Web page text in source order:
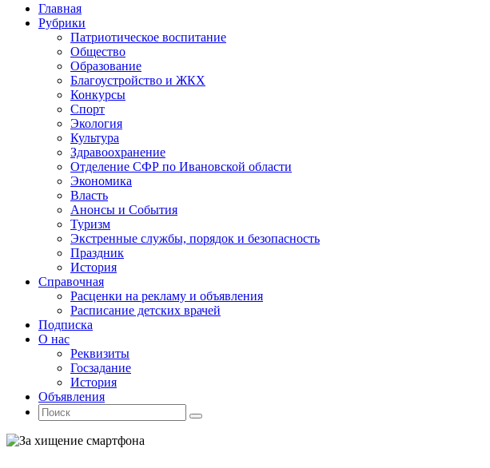
Промотать
содержимому
Главная
Рубрики
Патриотическое воспитание
Общество
Образование
Благоустройство и ЖКХ
Конкурсы
Спорт
Экология
Культура
Здравоохранение
Отделение СФР по Ивановской области
Экономика
Власть
Анонсы и События
Туризм
Экстренные службы, порядок и безопасность
Праздник
История
Справочная
Расценки на рекламу и объявления
Расписание детских врачей
Подписка
О нас
Реквизиты
Госзадание
История
Объявления
Поиск
Искать:
Поиск